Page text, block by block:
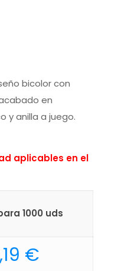
bicolor con
en
y anilla a juego.
aplicables en el
1000 uds
€